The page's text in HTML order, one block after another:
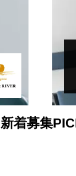
新着募集